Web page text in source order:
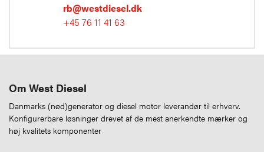
rb@westdiesel.dk
+45 76 11 41 63
Om West Diesel
Danmarks (nød)generator og diesel motor leverandør til erhverv.
Konfigurerbare løsninger drevet af de mest anerkendte mærker og
høj kvalitets komponenter